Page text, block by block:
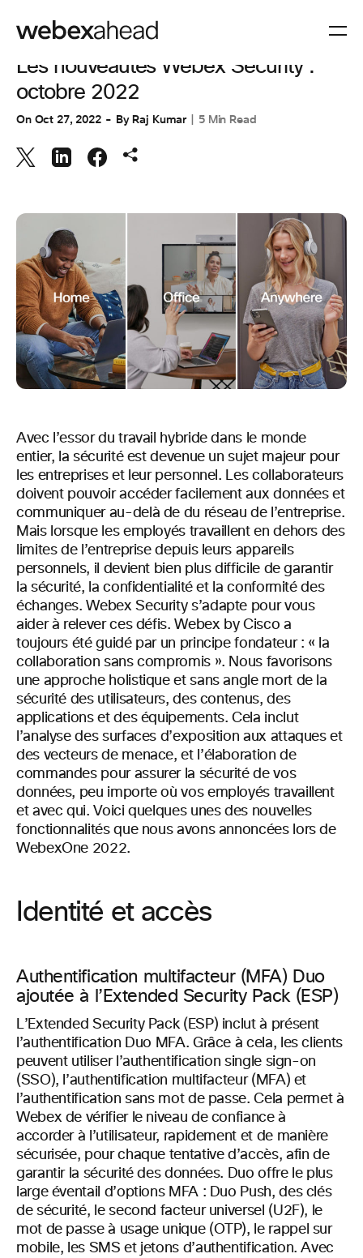
COLLABORATION, UNCATEGORIZED @FR
Les nouveautés Webex Security :
octobre 2022
On Oct 27, 2022 ByRaj Kumar 5 Min Read
Avec l’essor du travail hybride dans le monde
entier, la sécurité est devenue un sujet majeur pour
les entreprises et leur personnel. Les collaborateurs
doivent pouvoir accéder facilement aux données et
communiquer au-delà de du réseau de l’entreprise.
Mais lorsque les employés travaillent en dehors des
limites de l’entreprise depuis leurs appareils
personnels, il devient bien plus difficile de garantir
la sécurité, la confidentialité et la conformité des
échanges. Webex Security s’adapte pour vous
aider à relever ces défis. Webex by Cisco a
toujours été guidé par un principe fondateur : « la
collaboration sans compromis ». Nous favorisons
une approche holistique et sans angle mort de la
sécurité des utilisateurs, des contenus, des
applications et des équipements. Cela inclut
l’analyse des surfaces d’exposition aux attaques et
des vecteurs de menace, et l’élaboration de
commandes pour assurer la sécurité de vos
données, peu importe où vos employés travaillent
et avec qui. Voici quelques unes des nouvelles
fonctionnalités que nous avons annoncées lors de
WebexOne 2022.
Identité et accès
Authentification multifacteur (MFA) Duo
ajoutée à l’Extended Security Pack (ESP)
L’Extended Security Pack (ESP) inclut à présent
l’authentification Duo MFA. Grâce à cela, les clients
peuvent utiliser l’authentification single sign-on
(SSO), l’authentification multifacteur (MFA) et
l’authentification sans mot de passe. Cela permet à
Webex de vérifier le niveau de confiance à
accorder à l’utilisateur, rapidement et de manière
sécurisée, pour chaque tentative d’accès, afin de
garantir la sécurité des données. Duo offre le plus
large éventail d’options MFA : Duo Push, des clés
de sécurité, le second facteur universel (U2F), le
mot de passe à usage unique (OTP), le rappel sur
mobile, les SMS et jetons d’authentification. Avec